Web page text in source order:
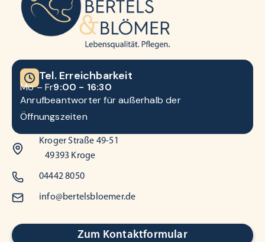
Tel. Erreichbarkeit
Mo – Fr9:00 - 16:30
Anrufbeantworter für außerhalb der
Öffnungszeiten
Kroger Straße 49-51
49393 Kroge
04442 8050
info@bertelsbloemer.de
Zum Kontaktformular